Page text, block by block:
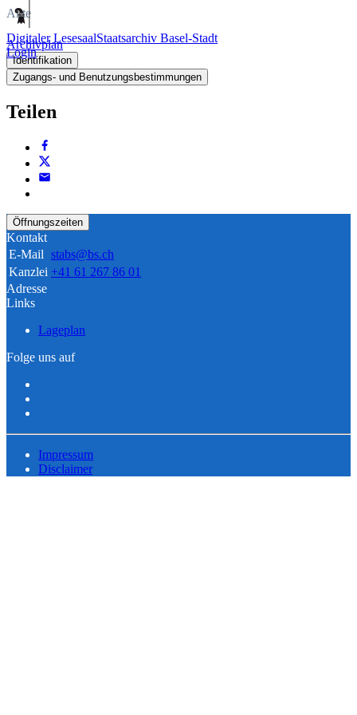
Digitaler LesesaalStaatsarchiv Basel-Stadt
Login
Akte
Archivplan
Identifikation
Zugangs- und Benutzungsbestimmungen
Teilen
Öffnungszeiten
Kontakt
E-Mail stabs@bs.ch
Kanzlei +41 61 267 86 01
Adresse
Links
Lageplan
Folge uns auf
Impressum
Disclaimer